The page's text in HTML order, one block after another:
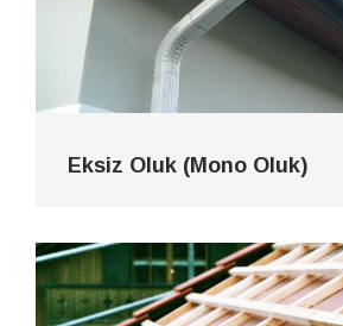
Eksiz Oluk (Mono Oluk)